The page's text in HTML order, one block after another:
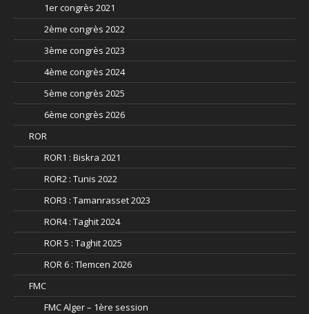
1er congrès 2021
2ème congrès 2022
3ème congrès 2023
4ème congrès 2024
5ème congrès 2025
6ème congrès 2026
ROR
ROR1 : Biskra 2021
ROR2 : Tunis 2022
ROR3 : Tamanrasset 2023
ROR4 : Taghit 2024
ROR 5 : Taghit 2025
ROR 6 : Tlemcen 2026
FMC
FMC Alger – 1ère session